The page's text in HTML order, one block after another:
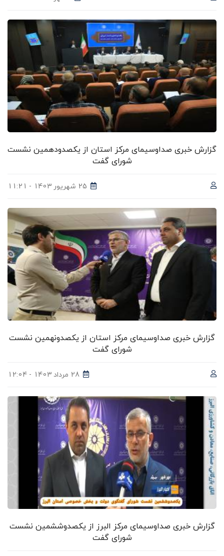
گزارش خبری صداوسیمای مرکز استان از یکصدودهمین نشست
شورای گفت
25 شهریور 1403 - 11:21
گزارش خبری صداوسیمای مرکز استان از یکصدونهمین نشست
شورای گفت
28 مرداد 1403 - 12:04
گزارش خبری صداوسیمای مرکز البرز از یکصدوششمین نشست
شورای گفت